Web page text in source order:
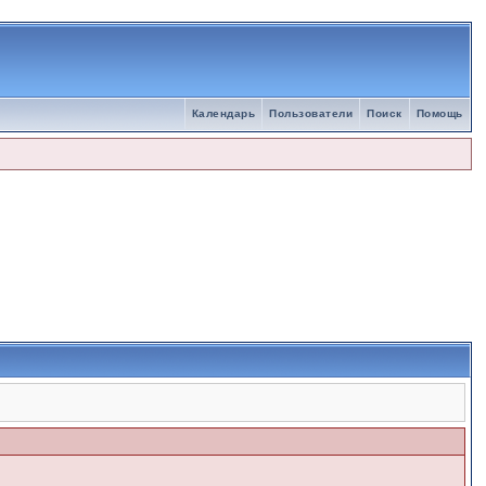
Помощь
Поиск
Пользователи
Календарь